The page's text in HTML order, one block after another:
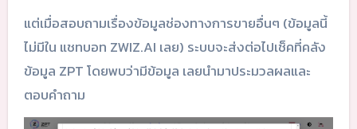
แต่เมื่อสอบถามเรื่องข้อมูลช่องทางการขายอื่นๆ (ข้อมูลนี้
ไม่มีใน แชทบอท ZWIZ.AI เลย) ระบบจะส่งต่อไปเช็คที่คลัง
ข้อมูล ZPT โดยพบว่ามีข้อมูล เลยนำมาประมวลผลและ
ตอบคำถาม